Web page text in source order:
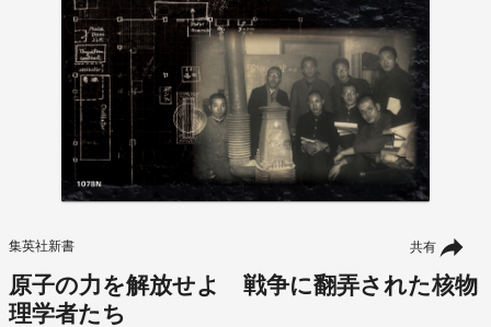
共有
集英社新書
原子の力を解放せよ 戦争に翻弄された核物
理学者たち